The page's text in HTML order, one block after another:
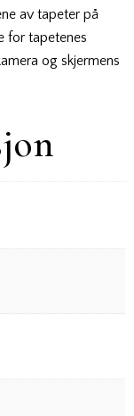
av tapeter på
for tapetenes
og skjermens